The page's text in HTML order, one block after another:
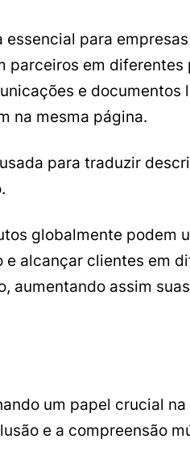
para
parceiros em diferentes
e documentos
na mesma página.
para traduzir
globalmente podem
alcançar clientes em
assim
um papel crucial
e a compreensão